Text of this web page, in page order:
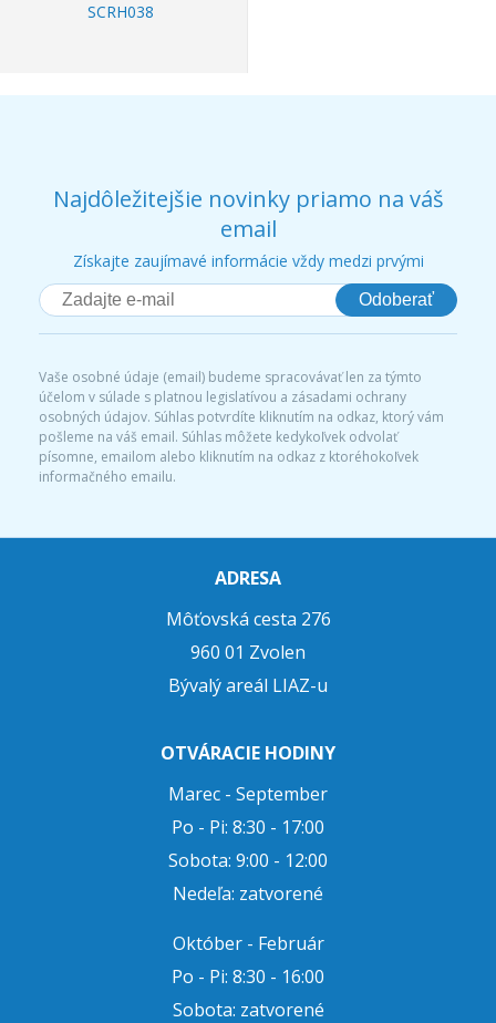
SCRH038
Najdôležitejšie novinky priamo na váš
email
Získajte zaujímavé informácie vždy medzi prvými
Odoberať
Vaše osobné údaje (email) budeme spracovávať len za týmto
účelom v súlade s platnou legislatívou a zásadami ochrany
osobných údajov. Súhlas potvrdíte kliknutím na odkaz, ktorý vám
pošleme na váš email. Súhlas môžete kedykoľvek odvolať
písomne, emailom alebo kliknutím na odkaz z ktoréhokoľvek
informačného emailu.
ADRESA
Môťovská cesta 276
960 01 Zvolen
Bývalý areál LIAZ-u
OTVÁRACIE HODINY
Marec - September
Po - Pi: 8:30 - 17:00
Sobota: 9:00 - 12:00
Nedeľa: zatvorené
Október - Február
Po - Pi: 8:30 - 16:00
Sobota: zatvorené